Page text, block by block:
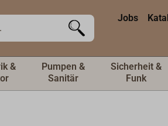
Jobs
&
Pumpen &
Sanitär
Sicherheit &
Funk